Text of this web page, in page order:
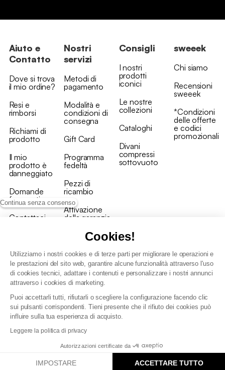
Continua senza consenso
Cookies!
Utilizziamo i nostri cookies e di terze parti per migliorare le operazioni e
le prestazioni del sito web, garantire alcune funzionalità attraverso l'uso
di cookies tecnici, adattare i contenuti e personalizzare i nostri annunci
attraverso i cookies di marketing.
Puoi accettarli tutti, rifiutarli o scegliere la configurazione facendo clic
sui pulsanti corrispondenti. Tieni presente che il rifiuto dei cookies può
influire sulla tua esperienza di acquisto.
Leggere la politica di privacy
Autorizzazioni certificate da
IMPOSTARE ACCETTARE TUTTO
Aiuto e
Contatto
Dove si trova
il mio ordine?
Resi e
rimborsi
Richiami di
prodotto
Il mio
prodotto è
danneggiato
Domande
frequenti
Contattaci
Nostri
servizi
Metodi di
pagamento
Modalità e
condizioni di
consegna
Gift Card
Programma
fedeltà
Pezzi di
ricambio
Attivazione
della garanzia
Consigli
I nostri
prodotti
iconici
Le nostre
collezioni
Cataloghi
Divani
compressi
sottovuoto
sweeek
Chi siamo
Recensioni
sweeek
*Condizioni
delle offerte
e codici
promozionali
Condizioni generali vendita
Politica di gestione dei dati personali e dei cookie
Condizioni generali di vendita per clienti professionali
Dichiarazione di accessibilità